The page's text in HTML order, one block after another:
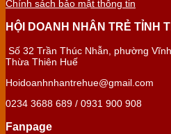
Chính sách bảo mật thông tin
HỘI DOANH NHÂN TRẺ TỈNH
Số 32 Trần Thúc Nhẫn, phường
Thừa Thiên Huế
Hoidoanhnhantrehue@gmail.com
0234 3688 689 / 0931 900 908
Fanpage